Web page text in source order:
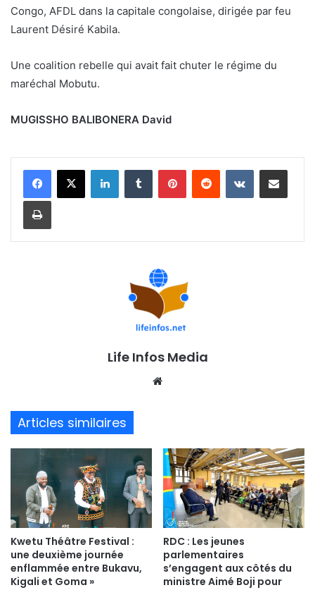
Congo, AFDL dans la capitale congolaise, dirigée par feu
Laurent Désiré Kabila.
Une coalition rebelle qui avait fait chuter le régime du
maréchal Mobutu.
MUGISSHO BALIBONERA David
Life Infos Media
Articles similaires
Kwetu Théâtre Festival :
une deuxième journée
enflammée entre Bukavu,
Kigali et Goma »
RDC : Les jeunes
parlementaires
s’engagent aux côtés du
ministre Aimé Boji pour